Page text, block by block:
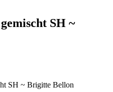
SH ~
SH ~ Brigitte Bellon